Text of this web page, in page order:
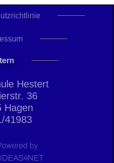
Hestert
36
Hagen
41983
by